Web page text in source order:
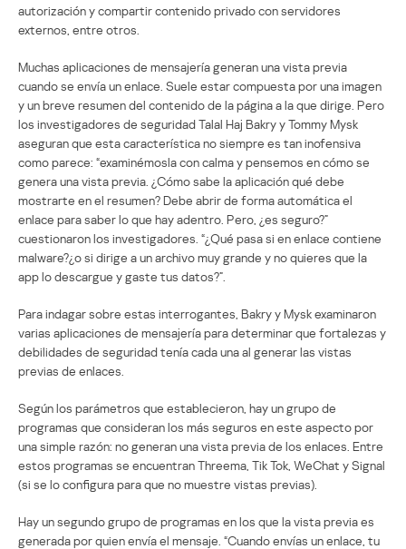
autorización y compartir contenido privado con servidores
externos, entre otros.
Muchas aplicaciones de mensajería generan una vista previa
cuando se envía un enlace. Suele estar compuesta por una imagen
y un breve resumen del contenido de la página a la que dirige. Pero
los investigadores de seguridad Talal Haj Bakry y Tommy Mysk
aseguran que esta característica no siempre es tan inofensiva
como parece: “examinémosla con calma y pensemos en cómo se
genera una vista previa. ¿Cómo sabe la aplicación qué debe
mostrarte en el resumen? Debe abrir de forma automática el
enlace para saber lo que hay adentro. Pero, ¿es seguro?”
cuestionaron los investigadores. “¿Qué pasa si en enlace contiene
malware?¿o si dirige a un archivo muy grande y no quieres que la
app lo descargue y gaste tus datos?”.
Para indagar sobre estas interrogantes, Bakry y Mysk examinaron
varias aplicaciones de mensajería para determinar que fortalezas y
debilidades de seguridad tenía cada una al generar las vistas
previas de enlaces.
Según los parámetros que establecieron, hay un grupo de
programas que consideran los más seguros en este aspecto por
una simple razón: no generan una vista previa de los enlaces. Entre
estos programas se encuentran Threema, Tik Tok, WeChat y Signal
(si se lo configura para que no muestre vistas previas).
Hay un segundo grupo de programas en los que la vista previa es
generada por quien envía el mensaje. “Cuando envías un enlace, tu